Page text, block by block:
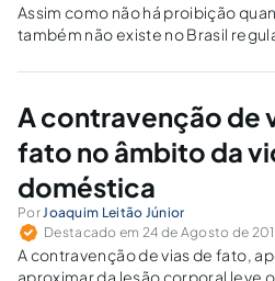
Assim como não há proibição
também não existe no Brasil
o xadrez e a dama.
A contravenção de
fato no âmbito da
doméstica
PorJoaquim Leitão Júnior
Destacado em 24 de Agosto de
A contravenção de vias de fato,
aproximar da lesão corporal leve